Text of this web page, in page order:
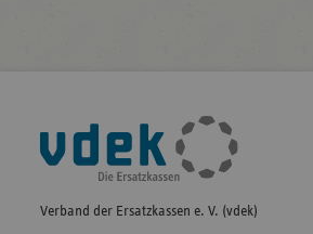
Fußleisten-
Navigation
Verband der Ersatzkassen e. V. (vdek)